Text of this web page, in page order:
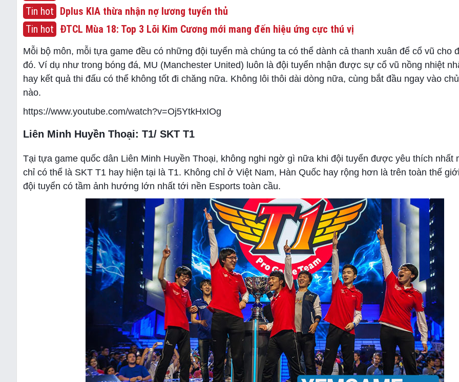
Tin hot Dplus KIA thừa nhận nợ lương tuyển thủ
Tin hot ĐTCL Mùa 18: Top 3 Lõi Kim Cương mới mang đến hiệu ứng cực thú vị
Mỗi bộ môn, mỗi tựa game đều có những đội tuyển mà chúng ta có thể dành cả thanh xuân để cổ vũ cho
đó. Ví dụ như trong bóng đá, MU (Manchester United) luôn là đội tuyển nhận được sự cổ vũ nồng nhiệt
hay kết quả thi đấu có thể không tốt đi chăng nữa. Không lôi thôi dài dòng nữa, cùng bắt đầu ngay vào
nào.
https://www.youtube.com/watch?v=Oj5YtkHxIOg
Liên Minh Huyền Thoại: T1/ SKT T1
Tại tựa game quốc dân Liên Minh Huyền Thoại, không nghi ngờ gì nữa khi đội tuyển được yêu thích nhất
chỉ có thể là SKT T1 hay hiện tại là T1. Không chỉ ở Việt Nam, Hàn Quốc hay rộng hơn là trên toàn thế
đội tuyển có tầm ảnh hướng lớn nhất tới nền Esports toàn cầu.